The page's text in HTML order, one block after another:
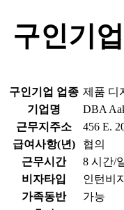
구인기
구인기업 업종 제품 디
기업명
DBA
근무지주소
456 E.
급여사항(년)
협의
근무시간
8 시간/
비자타입
인턴비
가족동반
가능